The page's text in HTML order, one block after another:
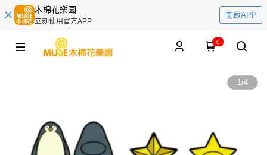
木棉花樂園
立刻使用官方APP
開啟APP
0
1/4